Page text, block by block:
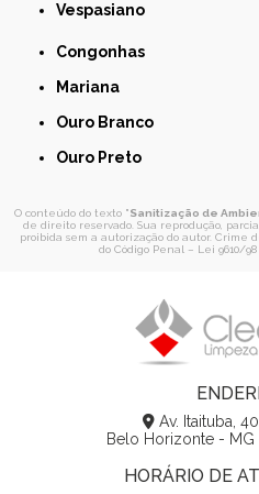
Vespasiano
Congonhas
Mariana
Ouro Branco
Ouro Preto
O conteúdo do texto "Sanitização de
de direito reservado. Sua reprodução,
proibida sem a autorização do autor. Crime
do Código Penal – Lei 9610/
Av. Itaituba,
Belo Horizonte - MG
HORÁRIO DE